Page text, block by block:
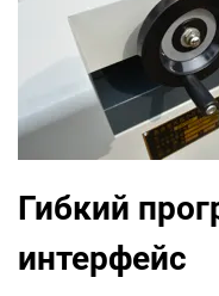
Гибкий
интерфейс